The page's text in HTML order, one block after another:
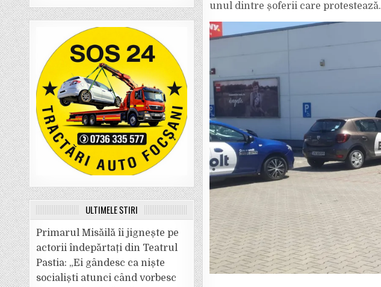
unul dintre șoferii care protestează.
ULTIMELE ȘTIRI
Primarul Misăilă îi jignește pe
actorii îndepărtați din Teatrul
Pastia: „Ei gândesc ca niște
socialiști atunci când vorbesc